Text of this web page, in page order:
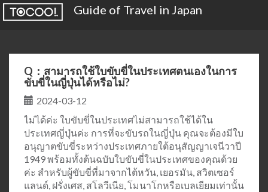
Guide of Travel in Japan
Q：สามารถใช้ใบขับขี่ในประเทศตนเองในการ
ขับขี่ในญี่ปุ่นได้หรือไม่?
2024-03-12
ไม่ได้ค่ะ ใบขับขี่ในประเทศไม่สามารถใช้ได้ใน
ประเทศญี่ปุ่นค่ะ การที่จะขับรถในญี่ปุ่น คุณจะต้องมีใบ
อนุญาตขับขี่ระหว่างประเทศภายใต้อนุสัญญาเจนีวาปี
1949 พร้อมทั้งต้นฉบับใบขับขี่ในประเทศของคุณด้วย
ค่ะ สำหรับผู้ขับขี่ที่มาจากไต้หวัน, เยอรมัน, สวิตเซอร์
แลนด์, ฝรั่งเศส, สโลวีเนีย, โมนาโกหรือเบลเยียมเท่านั้น